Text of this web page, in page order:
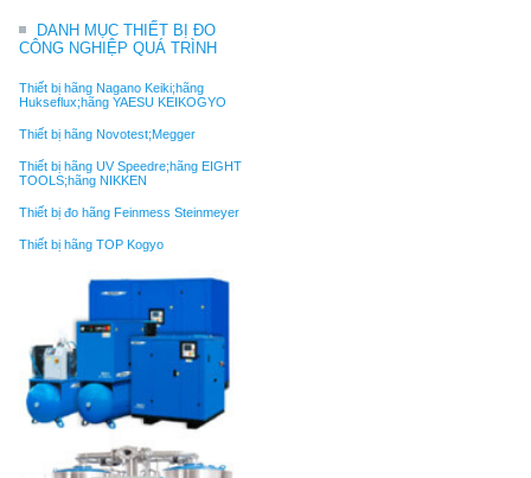
DANH MỤC THIẾT BỊ ĐO
CÔNG NGHIỆP QUÁ TRÌNH
Thiết bị hãng Nagano Keiki;hãng
Hukseflux;hãng YAESU KEIKOGYO
Thiết bị hãng Novotest;Megger
Thiết bị hãng UV Speedre;hãng EIGHT
TOOLS;hãng NIKKEN
Thiết bị đo hãng Feinmess Steinmeyer
Thiết bị hãng TOP Kogyo